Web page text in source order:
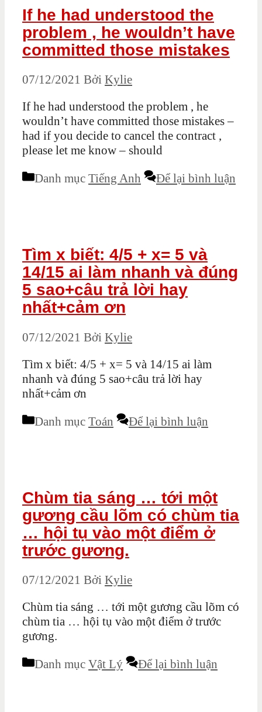
If he had understood the
problem , he wouldn’t have
committed those mistakes
07/12/2021 Bởi Kylie
If he had understood the problem , he
wouldn’t have committed those mistakes –
had if you decide to cancel the contract ,
please let me know – should
Danh mục Tiếng Anh Để lại bình luận
Tìm x biết: 4/5 + x= 5 và
14/15 ai làm nhanh và đúng
5 sao+câu trả lời hay
nhất+cảm ơn
07/12/2021 Bởi Kylie
Tìm x biết: 4/5 + x= 5 và 14/15 ai làm
nhanh và đúng 5 sao+câu trả lời hay
nhất+cảm ơn
Danh mục Toán Để lại bình luận
Chùm tia sáng … tới một
gương cầu lõm có chùm tia
… hội tụ vào một điểm ở
trước gương.
07/12/2021 Bởi Kylie
Chùm tia sáng … tới một gương cầu lõm có
chùm tia … hội tụ vào một điểm ở trước
gương.
Danh mục Vật Lý Để lại bình luận